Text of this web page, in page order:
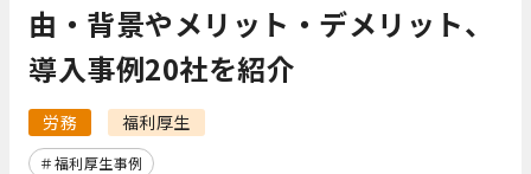
由・背景やメリット・デメリット、
導入事例20社を紹介
労務 福利厚生
福利厚生事例